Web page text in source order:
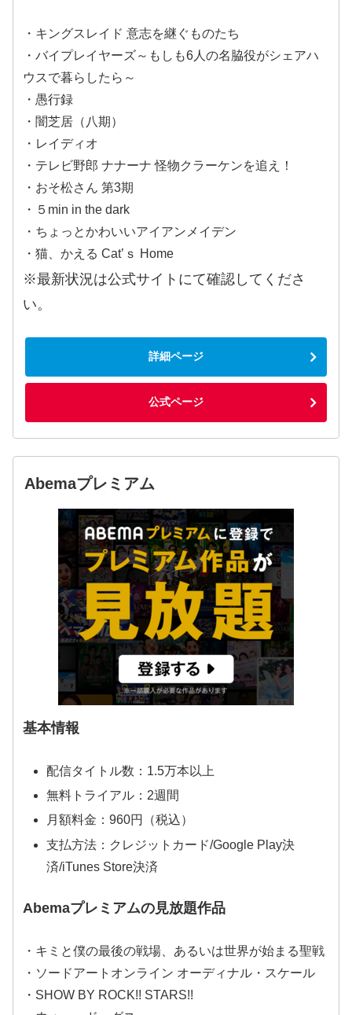
・キングスレイド 意志を継ぐものたち
・バイプレイヤーズ～もしも6人の名脇役がシェアハ
ウスで暮らしたら～
・愚行録
・闇芝居（八期）
・レイディオ
・テレビ野郎 ナナーナ 怪物クラーケンを追え！
・おそ松さん 第3期
・５min in the dark
・ちょっとかわいいアイアンメイデン
・猫、かえる Cat’ｓ Home
※最新状況は公式サイトにて確認してくださ
い。
詳細ページ
公式ページ
Abemaプレミアム
基本情報
配信タイトル数：1.5万本以上
無料トライアル：2週間
月額料金：960円（税込）
支払方法：クレジットカード/Google Play決
済/iTunes Store決済
Abemaプレミアムの見放題作品
・キミと僕の最後の戦場、あるいは世界が始まる聖戦
・ソードアートオンライン オーディナル・スケール
・SHOW BY ROCK!! STARS!!